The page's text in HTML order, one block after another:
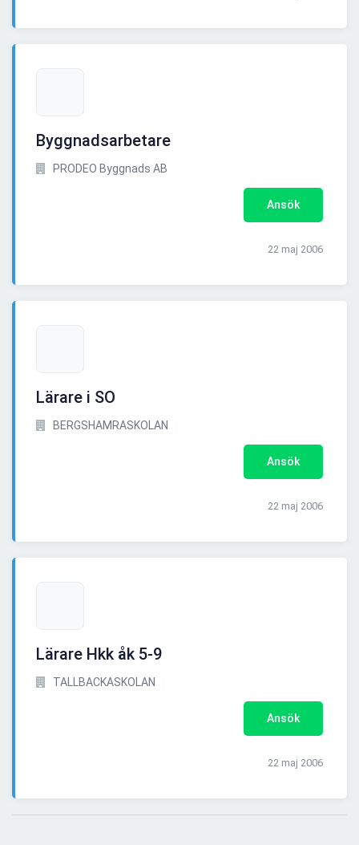
Byggnadsarbetare
PRODEO Byggnads AB
Ansök
22 maj 2006
Lärare i SO
BERGSHAMRASKOLAN
Ansök
22 maj 2006
Lärare Hkk åk 5-9
TALLBACKASKOLAN
Ansök
22 maj 2006